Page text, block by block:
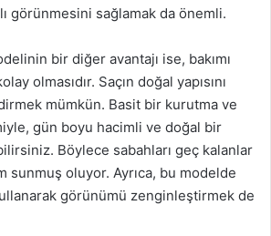
görünmesini sağlamak da önemli.
bir diğer avantajı ise, bakımı
olmasıdır. Saçın doğal yapısını
mümkün. Basit bir kurutma ve
gün boyu hacimli ve doğal bir
Böylece sabahları geç kalanlar
sunmuş oluyor. Ayrıca, bu modelde
görünümü zenginleştirmek de